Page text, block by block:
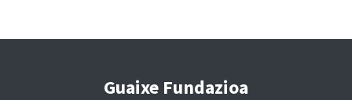
Guaixe Fundazioa